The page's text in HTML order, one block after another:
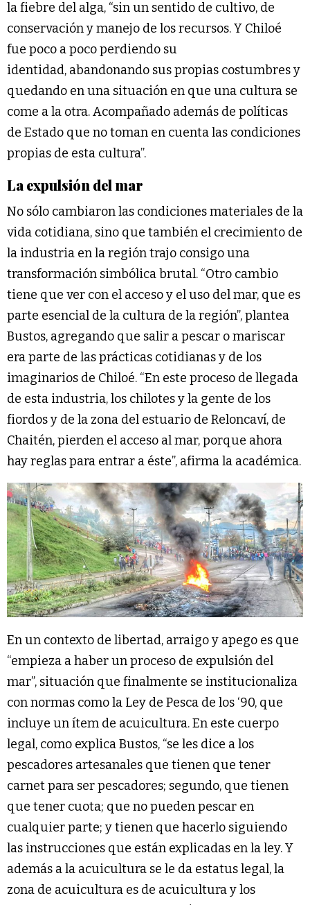
la fiebre del alga, “sin un sentido de cultivo, de
conservación y manejo de los recursos. Y Chiloé
fue poco a poco perdiendo su
identidad, abandonando sus propias costumbres y
quedando en una situación en que una cultura se
come a la otra. Acompañado además de políticas
de Estado que no toman en cuenta las condiciones
propias de esta cultura”.
La expulsión del mar
No sólo cambiaron las condiciones materiales de la
vida cotidiana, sino que también el crecimiento de
la industria en la región trajo consigo una
transformación simbólica brutal. “Otro cambio
tiene que ver con el acceso y el uso del mar, que es
parte esencial de la cultura de la región”, plantea
Bustos, agregando que salir a pescar o mariscar
era parte de las prácticas cotidianas y de los
imaginarios de Chiloé. “En este proceso de llegada
de esta industria, los chilotes y la gente de los
fiordos y de la zona del estuario de Reloncaví, de
Chaitén, pierden el acceso al mar, porque ahora
hay reglas para entrar a éste”, afirma la académica.
En un contexto de libertad, arraigo y apego es que
“empieza a haber un proceso de expulsión del
mar”, situación que finalmente se institucionaliza
con normas como la Ley de Pesca de los ‘90, que
incluye un ítem de acuicultura. En este cuerpo
legal, como explica Bustos, “se les dice a los
pescadores artesanales que tienen que tener
carnet para ser pescadores; segundo, que tienen
que tener cuota; que no pueden pescar en
cualquier parte; y tienen que hacerlo siguiendo
las instrucciones que están explicadas en la ley. Y
además a la acuicultura se le da estatus legal, la
zona de acuicultura es de acuicultura y los